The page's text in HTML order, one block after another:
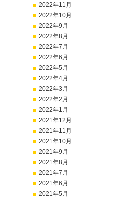
2022年11月
2022年10月
2022年9月
2022年8月
2022年7月
2022年6月
2022年5月
2022年4月
2022年3月
2022年2月
2022年1月
2021年12月
2021年11月
2021年10月
2021年9月
2021年8月
2021年7月
2021年6月
2021年5月